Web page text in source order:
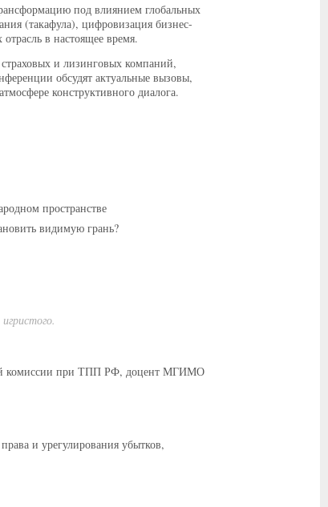
под влиянием глобальных
(такафула), цифровизация бизнес-
в настоящее время.
и лизинговых компаний,
обсудят актуальные вызовы,
конструктивного диалога.
пространстве
видимую грань?
комиссии при ТПП РФ, доцент МГИМО
и урегулирования убытков,